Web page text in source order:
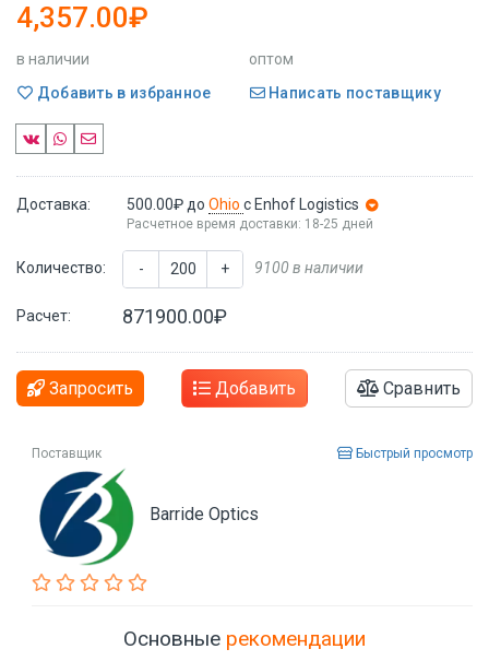
4,357.00₽
в наличии
оптом
Добавить в избранное
Написать поставщику
Доставка: 500.00₽ до Ohio с Enhof Logistics
Расчетное время доставки: 18-25 дней
Количество: - + 9100 в наличии
Расчет: 871900.00₽
Запросить Добавить Сравнить
Поставщик Быстрый просмотр
Barride Optics
Основные рекомендации